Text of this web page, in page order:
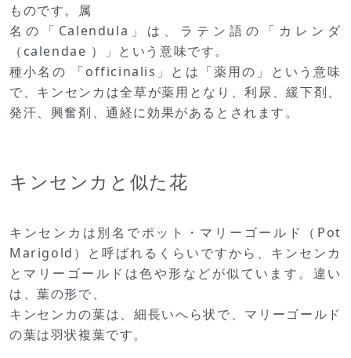
ものです。属
名の「Calendula」は、ラテン語の「カレンダ
（calendae ）」という意味です。
種小名の 「officinalis」とは「薬用の」という意味
で、キンセンカは全草が薬用となり、利尿、緩下剤、
発汗、興奮剤、通経に効果があるとされます。
キンセンカと似た花
キンセンカは別名でポット・マリーゴールド（Pot
Marigold）と呼ばれるくらいですから、キンセンカ
とマリーゴールドは色や形などが似ています。違い
は、葉の形で、
キンセンカの葉は、細長いへら状で、マリーゴールド
の葉は羽状複葉です。